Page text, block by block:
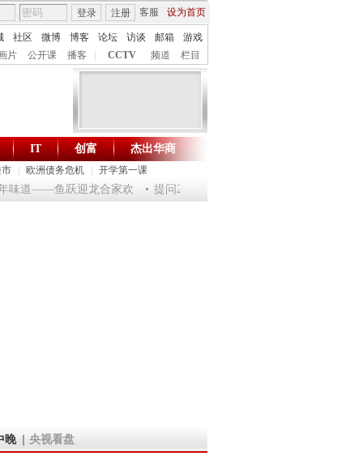
客服 设为首页
登录 注册
社区 微博 博客 论坛 访谈 邮箱
游戏
片 公开课 播客 CCTV 频道 栏目
财智生活 一键通达
市 欧洲债务危机 开学第一课
IT 创富 杰出华商
道——鱼跃迎龙合家欢 提问2012：机遇与悬念共存
晚 央视看盘